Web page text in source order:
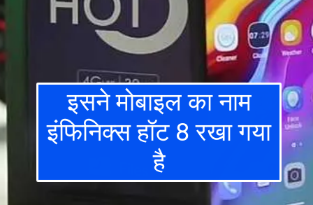
इसने मोबाइल का नाम
इंफिनिक्स हॉट 8 रखा गया
है